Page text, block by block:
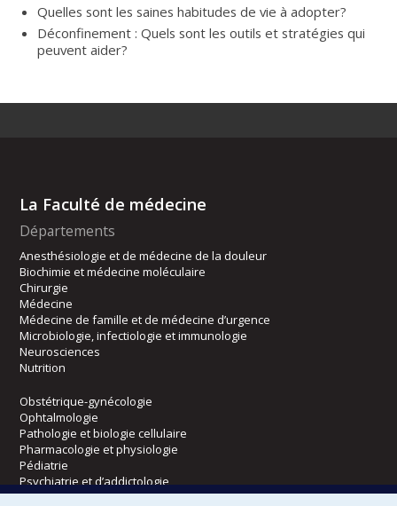
Quelles sont les saines habitudes de vie à adopter?
Déconfinement : Quels sont les outils et stratégies qui
peuvent aider?
La Faculté de médecine
Départements
Anesthésiologie et de médecine de la douleur
Biochimie et médecine moléculaire
Chirurgie
Médecine
Médecine de famille et de médecine d’urgence
Microbiologie, infectiologie et immunologie
Neurosciences
Nutrition
Obstétrique-gynécologie
Ophtalmologie
Pathologie et biologie cellulaire
Pharmacologie et physiologie
Pédiatrie
Psychiatrie et d’addictologie
Radiologie, radio-oncologie et médecine nucléaire